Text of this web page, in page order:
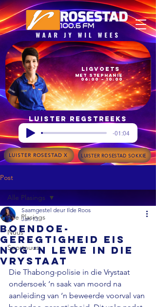
06:00 – 10:00
met Stephanie
Ligvoets
Luister regstreeks
-01:04
LUISTER ROSESTAD X LUISTER ROSESTAD SOKKIE
Post
Alle Plasings
Nuus
Sportnuus
Alle Plasings
Boendoe-
geregtigheid eis
nog 'n lewe in die
Vrystaat
Saamgestel deur Ilde Roos
Jan 13
Die Thabong-polisie in die Vrystaat
ondersoek ‘n saak van moord na
aanleiding van ‘n beweerde voorval van